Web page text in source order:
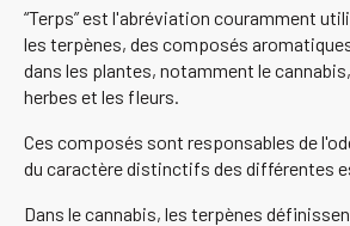
“Terps” est l'abréviation couramment
les terpènes, des composés
dans les plantes, notamment le
herbes et les fleurs.
Ces composés sont responsables de
du caractère distinctifs des différentes
Dans le cannabis, les terpènes